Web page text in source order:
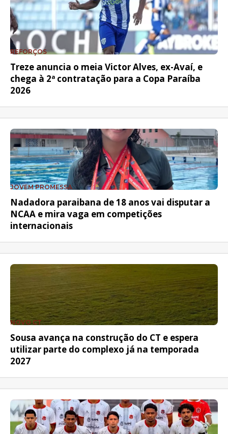
REFORÇOS
Treze anuncia o meia Victor Alves, ex-Avaí, e
chega à 2ª contratação para a Copa Paraíba
2026
JOVEM PROMESSA
Nadadora paraibana de 18 anos vai disputar a
NCAA e mira vaga em competições
internacionais
NOVO CT
Sousa avança na construção do CT e espera
utilizar parte do complexo já na temporada
2027